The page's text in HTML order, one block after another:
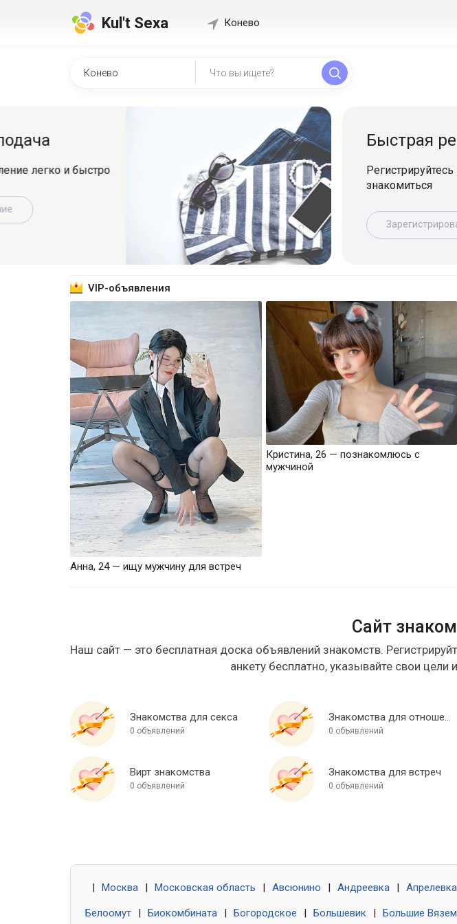
Kul't Sexa Конево
Быстрая регистрация
Регистрируйтесь и начинайте
знакомиться
Зарегистрироваться
VIP-объявления
Анна, 24 — ищу мужчину для встреч
Кристина, 26 — познакомлюсь с
мужчиной
Сайт
Наш сайт — это бесплатная доска объявлений знакомств.
анкету бесплатно, указывайте свои
Знакомства для секса
0 объявлений
Знакомства для отношений
0 объявлений
Вирт знакомства
0 объявлений
Знакомства для встреч
0 объявлений
Москва Московская область Авсюнино Андреевка Апрелевка
Белоомут Биокомбината Богородское Большевик Большие